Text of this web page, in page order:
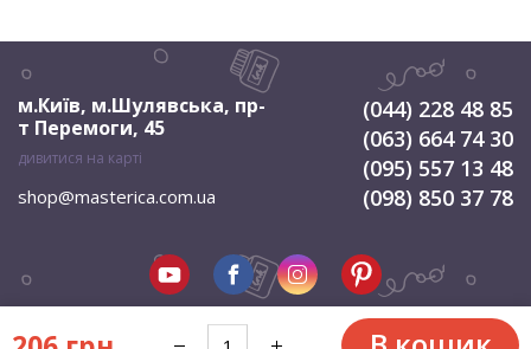
м.Київ, м.Шулявська, пр-
т Перемоги, 45
дивитися на карті
shop@masterica.com.ua
(044) 228 48 85
(063) 664 74 30
(095) 557 13 48
(098) 850 37 78